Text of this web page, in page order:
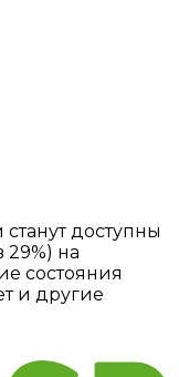
доступны
на
состояния
и другие